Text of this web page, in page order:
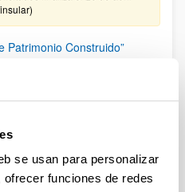
se usan para personalizar
funciones de redes
Patrimonio Construido”
techniques for Wireless
08/02/2022 - 28/02/2022
adjudicación